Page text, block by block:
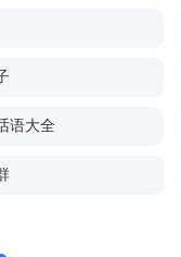
语大全